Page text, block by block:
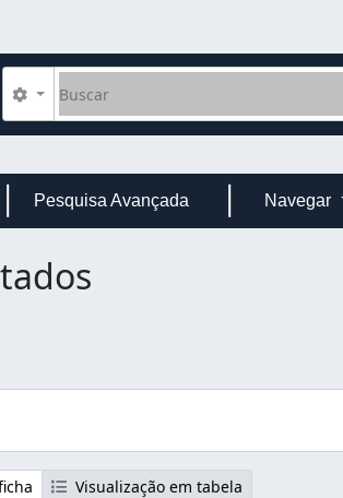
Buscar
Opções de busca
Pesquisa Avançada Navegar
Visualização em tabela